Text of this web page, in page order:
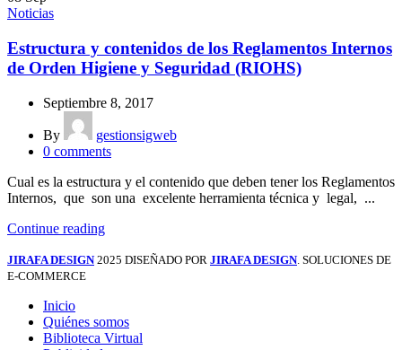
Noticias
Estructura y contenidos de los Reglamentos Internos
de Orden Higiene y Seguridad (RIOHS)
Septiembre 8, 2017
By
gestionsigweb
0 comments
Cual es la estructura y el contenido que deben tener los Reglamentos
Internos, que son una excelente herramienta técnica y legal, ...
Continue reading
JIRAFA DESIGN 2025 DISEÑADO POR JIRAFA DESIGN. SOLUCIONES DE
E-COMMERCE
Inicio
Quiénes somos
Biblioteca Virtual